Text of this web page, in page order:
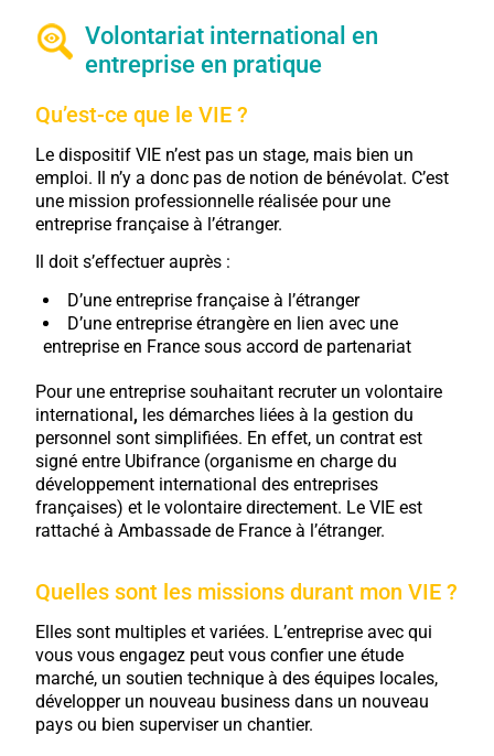
Volontariat international en
entreprise en pratique
Qu’est-ce que le VIE ?
Le dispositif VIE n’est pas un stage, mais bien un
emploi. Il n’y a donc pas de notion de bénévolat. C’est
une mission professionnelle réalisée pour une
entreprise française à l’étranger.
Il doit s’effectuer auprès :
D’une entreprise française à l’étranger
D’une entreprise étrangère en lien avec une
entreprise en France sous accord de partenariat
Pour une entreprise souhaitant recruter un volontaire
international, les démarches liées à la gestion du
personnel sont simplifiées. En effet, un contrat est
signé entre Ubifrance (organisme en charge du
développement international des entreprises
françaises) et le volontaire directement. Le VIE est
rattaché à Ambassade de France à l’étranger.
Quelles sont les missions durant mon VIE ?
Elles sont multiples et variées. L’entreprise avec qui
vous vous engagez peut vous confier une étude
marché, un soutien technique à des équipes locales,
développer un nouveau business dans un nouveau
pays ou bien superviser un chantier.